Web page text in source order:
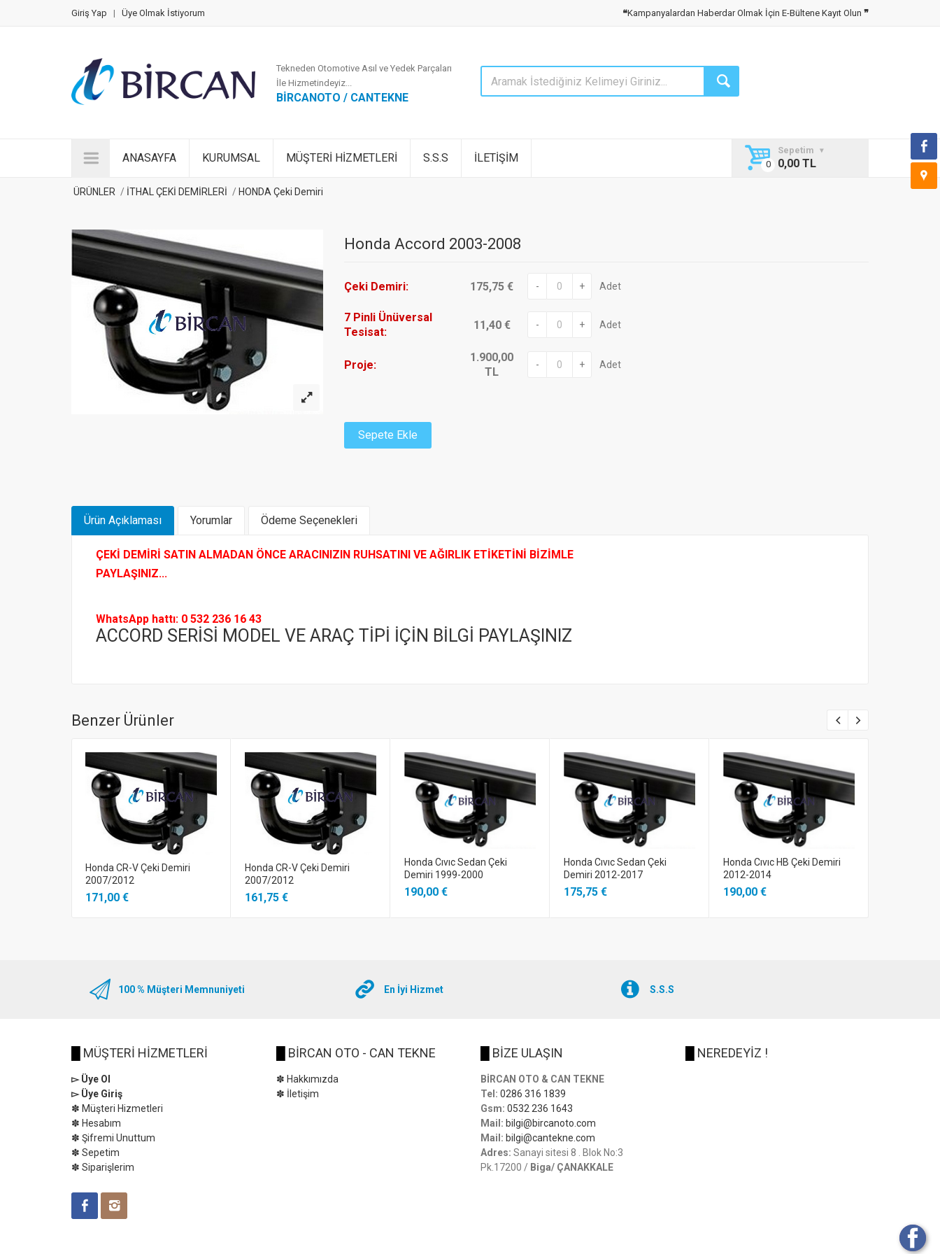
Giriş Yap | Üye Olmak İstiyorum ❝Kampanyalardan Haberdar Olmak İçin E-Bültene Kayıt Olun ❞
Tekneden Otomotive Asıl ve Yedek Parçaları
İle Hizmetindeyiz...
BİRCANOTO / CANTEKNE
ANASAYFA KURUMSAL MÜŞTERİ HİZMETLERİ S.S.S İLETİŞİM
Sepetim
0,00 TL
ÜRÜNLER İTHAL ÇEKİ DEMİRLERİ HONDA Çeki Demiri
Honda Accord 2003-2008
Çeki Demiri: 175,75 € - + Adet
7 Pinli Ünüversal
Tesisat:
11,40 € - + Adet
Proje:
1.900,00
TL
- + Adet
Sepete Ekle
Ürün Açıklaması Yorumlar Ödeme Seçenekleri
ÇEKİ DEMİRİ SATIN ALMADAN ÖNCE ARACINIZIN RUHSATINI VE AĞIRLIK ETİKETİNİ BİZİMLE
PAYLAŞINIZ...
WhatsApp hattı: 0 532 236 16 43
ACCORD SERİSİ MODEL VE ARAÇ TİPİ İÇİN BİLGİ PAYLAŞINIZ
Benzer Ürünler
Honda CR-V Çeki Demiri
2007/2012
171,00 €
Honda CR-V Çeki Demiri
2007/2012
161,75 €
Honda Cıvıc Sedan Çeki
Demiri 1999-2000
190,00 €
Honda Cıvıc Sedan Çeki
Demiri 2012-2017
175,75 €
Honda Cıvıc HB Çeki Demiri
2012-2014
190,00 €
100 % Müşteri Memnuniyeti En İyi Hizmet S.S.S
MÜŞTERİ HİZMETLERİ
▻ Üye Ol
▻ Üye Giriş
✽ Müşteri Hizmetleri
✽ Hesabım
✽ Şifremi Unuttum
✽ Sepetim
✽ Siparişlerim
BİRCAN OTO - CAN TEKNE
✽ Hakkımızda
✽ İletişim
BİZE ULAŞIN
BİRCAN OTO & CAN TEKNE
Tel: 0286 316 1839
Gsm: 0532 236 1643
Mail: bilgi@bircanoto.com
Mail: bilgi@cantekne.com
Adres: Sanayi sitesi 8 . Blok No:3
Pk.17200 / Biga/ ÇANAKKALE
NEREDEYİZ !